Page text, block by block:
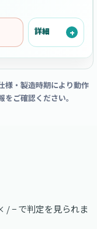
詳細
様・製造時期により動作
ご確認ください。
− で判定を見られま